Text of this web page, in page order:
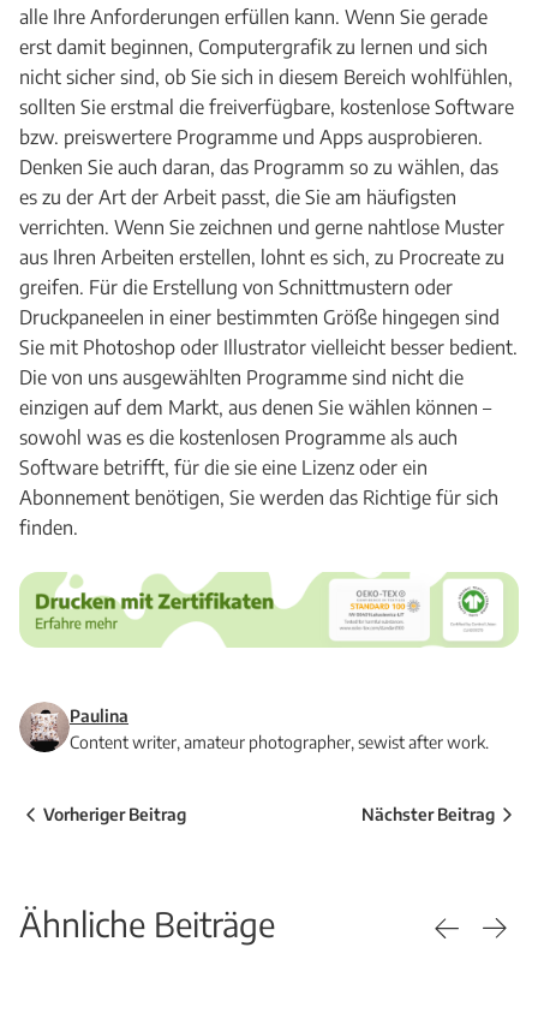
alle Ihre Anforderungen erfüllen kann. Wenn Sie gerade
erst damit beginnen, Computergrafik zu lernen und sich
nicht sicher sind, ob Sie sich in diesem Bereich wohlfühlen,
sollten Sie erstmal die freiverfügbare, kostenlose Software
bzw. preiswertere Programme und Apps ausprobieren.
Denken Sie auch daran, das Programm so zu wählen, das
es zu der Art der Arbeit passt, die Sie am häufigsten
verrichten. Wenn Sie zeichnen und gerne nahtlose Muster
aus Ihren Arbeiten erstellen, lohnt es sich, zu Procreate zu
greifen. Für die Erstellung von Schnittmustern oder
Druckpaneelen in einer bestimmten Größe hingegen sind
Sie mit Photoshop oder Illustrator vielleicht besser bedient.
Die von uns ausgewählten Programme sind nicht die
einzigen auf dem Markt, aus denen Sie wählen können –
sowohl was es die kostenlosen Programme als auch
Software betrifft, für die sie eine Lizenz oder ein
Abonnement benötigen, Sie werden das Richtige für sich
finden.
Paulina
Content writer, amateur photographer, sewist after work.
Vorheriger Beitrag Nächster Beitrag
Ähnliche Beiträge